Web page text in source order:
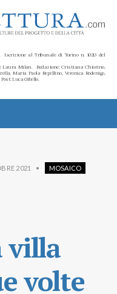
Iscrizione al Tribunale di Torino n. 10213 del
Laura Milan. Redazione: Cristiana Chiorino,
Maria Paola Repellino, Veronica Rodenigo,
Luca Gibello.
2021 •
MOSAICO
villa
volte